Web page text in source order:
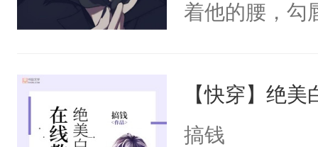
着他的腰，勾
来，给老公
用力——为你
【快穿】绝
搞钱